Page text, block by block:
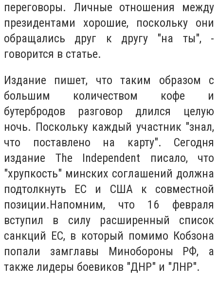
переговоры. Личные отношения между
президентами хорошие, поскольку они
обращались друг к другу "на ты", -
говорится в статье.
Издание пишет, что таким образом с
большим количеством кофе и
бутербродов разговор длился целую
ночь. Поскольку каждый участник "знал,
что поставлено на карту". Сегодня
издание The Independent писало, что
"хрупкость" минских соглашений должна
подтолкнуть ЕС и США к совместной
позиции.Напомним, что 16 февраля
вступил в силу расширенный список
санкций ЕС, в который помимо Кобзона
попали замглавы Минобороны РФ, а
также лидеры боевиков "ДНР" и "ЛНР".